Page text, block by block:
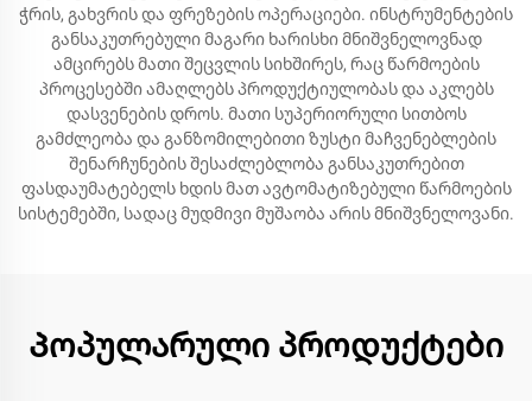
ჭრის, გახვრის და ფრეზების ოპერაციები. ინსტრუმენტების
განსაკუთრებული მაგარი ხარისხი მნიშვნელოვნად
ამცირებს მათი შეცვლის სიხშირეს, რაც წარმოების
პროცესებში ამაღლებს პროდუქტიულობას და აკლებს
დასვენების დროს. მათი სუპერიორული სითბოს
გამძლეობა და განზომილებითი ზუსტი მაჩვენებლების
შენარჩუნების შესაძლებლობა განსაკუთრებით
ფასდაუმატებელს ხდის მათ ავტომატიზებული წარმოების
სისტემებში, სადაც მუდმივი მუშაობა არის მნიშვნელოვანი.
Პოპულარული პროდუქტები